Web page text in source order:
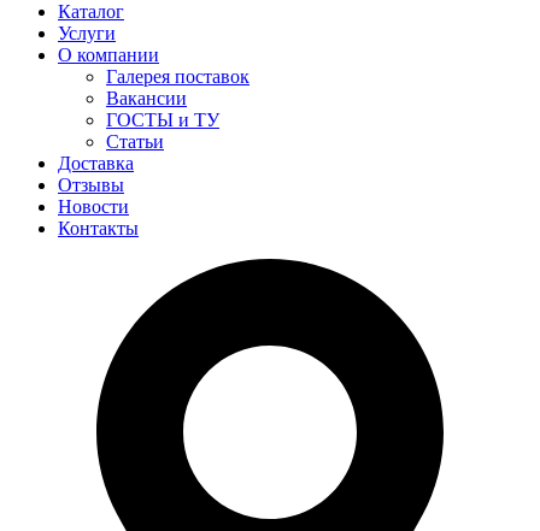
Каталог
Услуги
О компании
Галерея поставок
Вакансии
ГОСТЫ и ТУ
Статьи
Доставка
Отзывы
Новости
Контакты